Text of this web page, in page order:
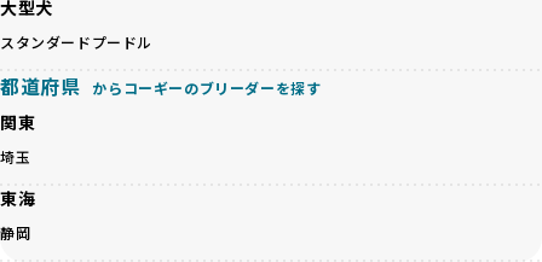
のみを厳選しています。これにより、ユーザーの皆さんに安
心して選べる選択肢を提供しています。
「BreederFamilesのワンちゃんに優しい18の評価基準」は
こちら
接のヒアリング、現地確認を通じて厳しく評価しています。
このプロセスにより、育成環境や健康管理だけでなく、ブリ
等体格の異なるリスクの高い交配を行うこともあります。
「ミックス犬を繁殖しない」の詳細はこちら
ペットショップやペットオークションは、流通過程でワンち
ゃんが長時間の輸送を強いられたり、狭いケージに閉じ込め
られるなど、心身に大きな負担がかかります。このような環
境は、ストレスや感染リスクを増大させるだけでなく、ワン
ちゃんの社会性や基本的なしつけにも悪影響を与える可能性
があります。
優良ブリーダーは、ワンちゃんの健康と幸せを第一に考え、
大型犬
スタンダードプードル
都道府県 からコーギーのブリーダーを探す
関東
埼玉
東海
静岡